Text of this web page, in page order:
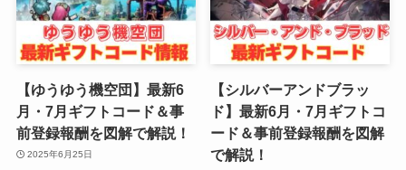
【ゆうゆう機空団】最新6
月・7月ギフトコード＆事
前登録報酬を図解で解説！
2025年6月25日
【シルバーアンドブラッ
ド】最新6月・7月ギフトコ
ード＆事前登録報酬を図解
で解説！